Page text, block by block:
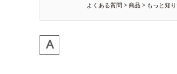
よくある質問 >商品 > もっと知